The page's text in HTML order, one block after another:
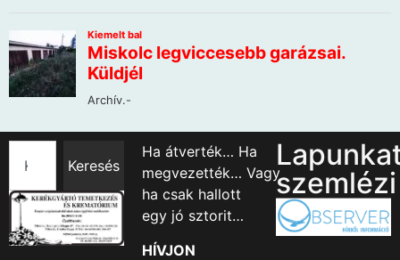
Keresés
Ha átverték… Ha
megvezették… Vagy
ha csak hallott
egy jó sztorit…
HÍVJON
szemlézi